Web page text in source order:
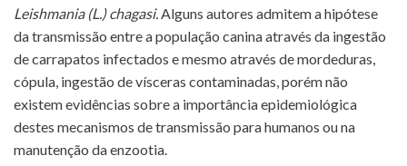
Leishmania (L.) chagasi. Alguns autores admitem a hipótese
da transmissão entre a população canina através da ingestão
de carrapatos infectados e mesmo através de mordeduras,
cópula, ingestão de vísceras contaminadas, porém não
existem evidências sobre a importância epidemiológica
destes mecanismos de transmissão para humanos ou na
manutenção da enzootia.